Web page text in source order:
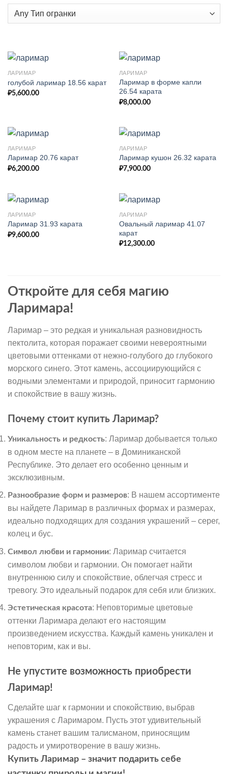
ЛАРИМАР
голубой ларимар 18.56 карат
₽5,600.00
ЛАРИМАР
Ларимар в форме капли
26.54 карата
₽8,000.00
ЛАРИМАР
Ларимар 20.76 карат
₽6,200.00
ЛАРИМАР
Ларимар кушон 26.32 карата
₽7,900.00
ЛАРИМАР
Ларимар 31.93 карата
₽9,600.00
ЛАРИМАР
Овальный ларимар 41.07
карат
₽12,300.00
Откройте для себя магию
Ларимара!
Ларимар – это редкая и уникальная разновидность
пектолита, которая поражает своими невероятными
цветовыми оттенками от нежно-голубого до глубокого
морского синего. Этот камень, ассоциирующийся с
водными элементами и природой, приносит гармонию
и спокойствие в вашу жизнь.
Почему стоит купить Ларимар?
Уникальность и редкость: Ларимар добывается только
в одном месте на планете – в Доминиканской
Республике. Это делает его особенно ценным и
эксклюзивным.
Разнообразие форм и размеров: В нашем ассортименте
вы найдете Ларимар в различных формах и размерах,
идеально подходящих для создания украшений – серег,
колец и бус.
Символ любви и гармонии: Ларимар считается
символом любви и гармонии. Он помогает найти
внутреннюю силу и спокойствие, облегчая стресс и
тревогу. Это идеальный подарок для себя или близких.
Эстетическая красота: Неповторимые цветовые
оттенки Ларимара делают его настоящим
произведением искусства. Каждый камень уникален и
неповторим, как и вы.
Не упустите возможность приобрести
Ларимар!
Сделайте шаг к гармонии и спокойствию, выбрав
украшения с Ларимаром. Пусть этот удивительный
камень станет вашим талисманом, приносящим
радость и умиротворение в вашу жизнь.
Купить Ларимар – значит подарить себе